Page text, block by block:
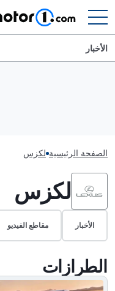
الأخبار
الصفحة الرئيسية لكزس
لكزس
الأخبار مقاطع الفيديو
الطرازات